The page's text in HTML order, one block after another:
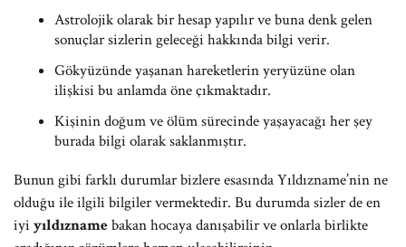
Astrolojik olarak bir hesap yapılır ve buna denk gelen
sonuçlar sizlerin geleceği hakkında bilgi verir.
Gökyüzünde yaşanan hareketlerin yeryüzüne olan
ilişkisi bu anlamda öne çıkmaktadır.
Kişinin doğum ve ölüm sürecinde yaşayacağı her şey
burada bilgi olarak saklanmıştır.
Bunun gibi farklı durumlar bizlere esasında Yıldızname’nin ne
olduğu ile ilgili bilgiler vermektedir. Bu durumda sizler de en
iyi yıldıznamebakan hocaya danışabilir ve onlarla birlikte